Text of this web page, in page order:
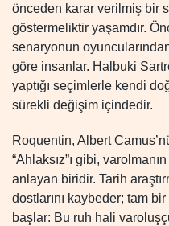
önceden karar verilmiş bir
göstermeliktir yaşamdır.
senaryonun
göre insanlar. Halbuki
yaptığı seçimlerle kendi
sürekli değişim içindedir.
Roquentin, Albert
“Ahlaksız”ı gibi,
anlayan biridir. Tarih
dostlarını kaybeder; tam bir
başlar: Bu ruh hali